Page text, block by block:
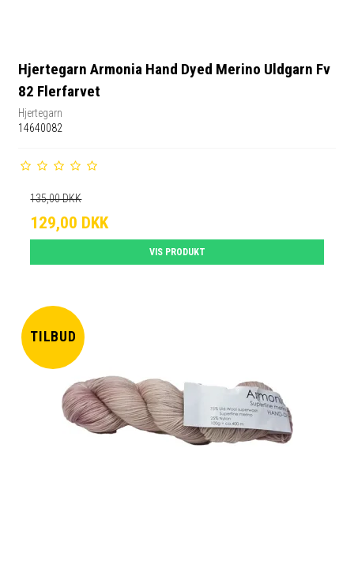
Hjertegarn Armonia Hand Dyed Merino Uldgarn Fv
82 Flerfarvet
Hjertegarn
14640082
135,00 DKK
129,00 DKK
VIS PRODUKT
TILBUD